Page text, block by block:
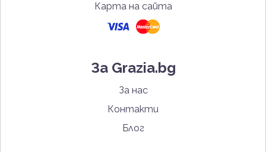
Карта на сайта
За Grazia.bg
За нас
Контакти
Блог